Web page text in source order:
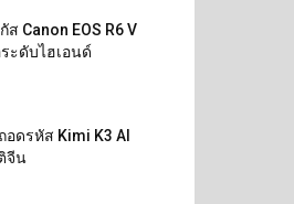
Canon EOS R6 V
ะดับไฮเอนด์
ดรหัส Kimi K3 AI
จีน